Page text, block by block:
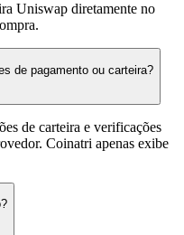
Uniswap diretamente no
de pagamento ou carteira?
de carteira e verificações
Coinatri apenas exibe